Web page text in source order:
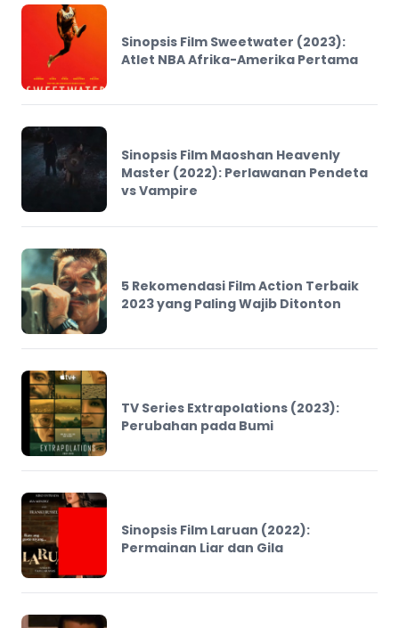
Sinopsis Film Sweetwater (2023):
Atlet NBA Afrika-Amerika Pertama
Sinopsis Film Maoshan Heavenly
Master (2022): Perlawanan Pendeta
vs Vampire
5 Rekomendasi Film Action Terbaik
2023 yang Paling Wajib Ditonton
TV Series Extrapolations (2023):
Perubahan pada Bumi
Sinopsis Film Laruan (2022):
Permainan Liar dan Gila